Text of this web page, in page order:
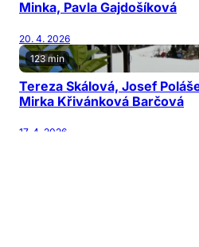
Minka, Pavla Gajdošíková
20. 4. 2026
123 min
Tereza Skálová, Josef
Mirka Křivánková Barčová
17. 4. 2026